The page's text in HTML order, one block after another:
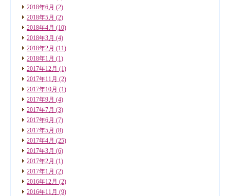
2018年6月 (2)
2018年5月 (2)
2018年4月 (10)
2018年3月 (4)
2018年2月 (11)
2018年1月 (1)
2017年12月 (1)
2017年11月 (2)
2017年10月 (1)
2017年9月 (4)
2017年7月 (3)
2017年6月 (7)
2017年5月 (8)
2017年4月 (25)
2017年3月 (6)
2017年2月 (1)
2017年1月 (2)
2016年12月 (2)
2016年11月 (9)